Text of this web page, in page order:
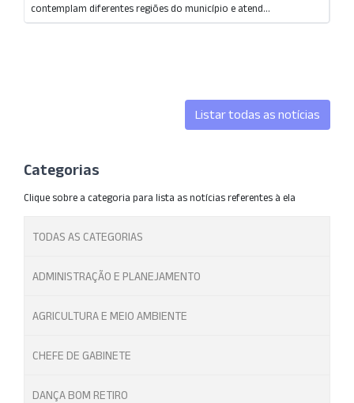
contemplam diferentes regiões do município e atend...
Listar todas as notícias
Categorias
Clique sobre a categoria para lista as notícias referentes à ela
TODAS AS CATEGORIAS
ADMINISTRAÇÃO E PLANEJAMENTO
AGRICULTURA E MEIO AMBIENTE
CHEFE DE GABINETE
DANÇA BOM RETIRO